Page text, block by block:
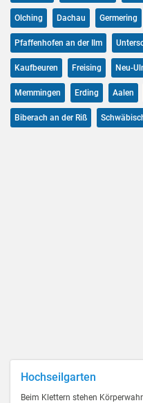
Hochseilgarten
Beim Klettern stehen
Olching Dachau Germering
Pfaffenhofen an der Ilm
Kaufbeuren Freising Neu-
Memmingen Erding Aalen
Biberach an der Riß